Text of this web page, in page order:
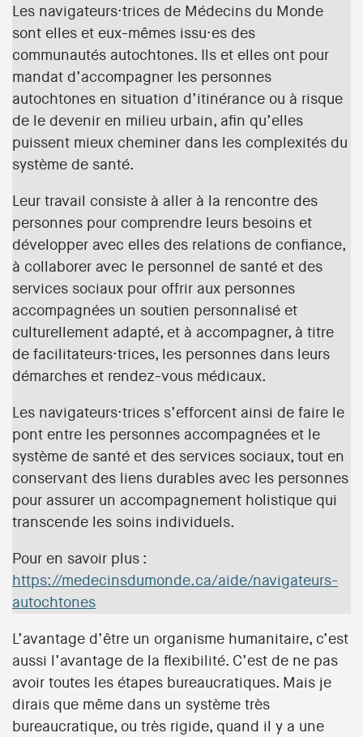
Les navigateurs·trices de Médecins du Monde
sont elles et eux-mêmes issu·es des
communautés autochtones. Ils et elles ont pour
mandat d’accompagner les personnes
autochtones en situation d’itinérance ou à risque
de le devenir en milieu urbain, afin qu’elles
puissent mieux cheminer dans les complexités du
système de santé.
Leur travail consiste à aller à la rencontre des
personnes pour comprendre leurs besoins et
développer avec elles des relations de confiance,
à collaborer avec le personnel de santé et des
services sociaux pour offrir aux personnes
accompagnées un soutien personnalisé et
culturellement adapté, et à accompagner, à titre
de facilitateurs·trices, les personnes dans leurs
démarches et rendez-vous médicaux.
Les navigateurs·trices s’efforcent ainsi de faire le
pont entre les personnes accompagnées et le
système de santé et des services sociaux, tout en
conservant des liens durables avec les personnes
pour assurer un accompagnement holistique qui
transcende les soins individuels.
Pour en savoir plus :
https://medecinsdumonde.ca/aide/navigateurs-
autochtones
L’avantage d’être un organisme humanitaire, c’est
aussi l’avantage de la flexibilité. C’est de ne pas
avoir toutes les étapes bureaucratiques. Mais je
dirais que même dans un système très
bureaucratique, ou très rigide, quand il y a une